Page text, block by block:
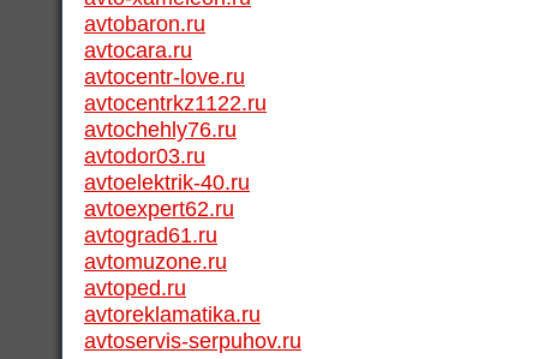
avtobaron.ru
avtocara.ru
avtocentr-love.ru
avtocentrkz1122.ru
avtochehly76.ru
avtodor03.ru
avtoelektrik-40.ru
avtoexpert62.ru
avtograd61.ru
avtomuzone.ru
avtoped.ru
avtoreklamatika.ru
avtoservis-serpuhov.ru